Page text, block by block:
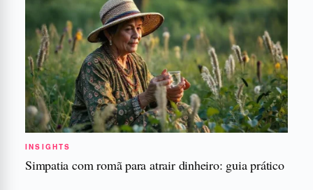
INSIGHTS
Simpatia com romã para atrair dinheiro: guia prático